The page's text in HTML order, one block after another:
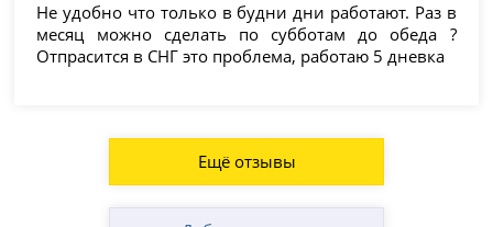
Не удобно что только в будни дни работают. Раз в
месяц можно сделать по субботам до обеда ?
Отпрасится в СНГ это проблема, работаю 5 дневка
Ещё отзывы